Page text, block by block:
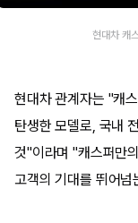
현대차 캐
현대차 관계자는 "캐
탄생한 모델로, 국내
것"이라며 "캐스퍼만
고객의 기대를 뛰어